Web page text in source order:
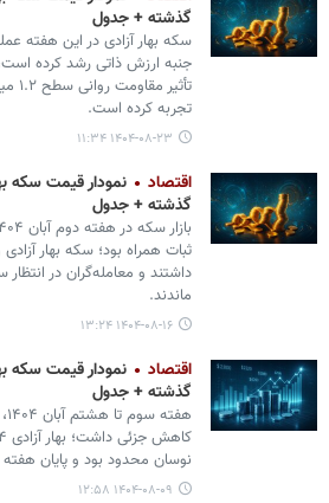
گذشته + جدول
سکه بهار آزادی در این هفته
جنبه ارزش ذاتی رشد کرده
تجربه کرده است.
۱۴۰۴-۰۸-۲۳ ۱۱:۳۴
اقتصاد
نمودار قیمت سکه
گذشته + جدول
ثبات همراه بود؛ سکه بهار
داشتند و معامله‌گران در
ماندند.
۱۴۰۴-۰۸-۱۶ ۱۳:۲۴
اقتصاد
نمودار قیمت سکه
گذشته + جدول
نوسان محدود بود و پایان
۱۴۰۴-۰۸-۰۹ ۱۲:۵۸